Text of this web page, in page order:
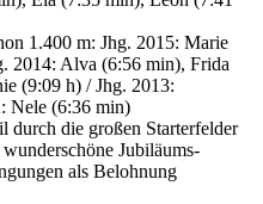
1.400 m: Jhg. 2015: Marie
2014: Alva (6:56 min), Frida
(9:09 h) / Jhg. 2013:
Nele (6:36 min)
durch die großen Starterfelder
Jubiläums-
als Belohnung